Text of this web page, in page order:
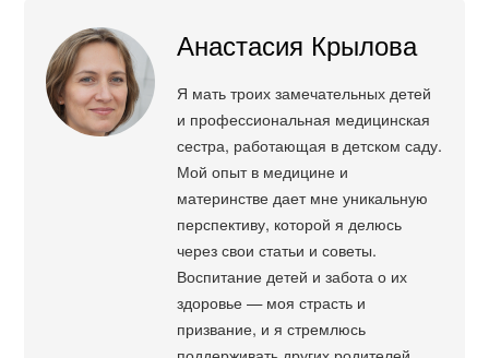
Анастасия Крылова
Я мать троих замечательных детей
и профессиональная медицинская
сестра, работающая в детском саду.
Мой опыт в медицине и
материнстве дает мне уникальную
перспективу, которой я делюсь
через свои статьи и советы.
Воспитание детей и забота о их
здоровье — моя страсть и
призвание, и я стремлюсь